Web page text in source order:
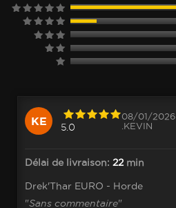
KE 5.0
08/01/2026
.KEVIN
Délai de livraison: 22 min
Drek'Thar EURO - Horde
"Sans commentaire"